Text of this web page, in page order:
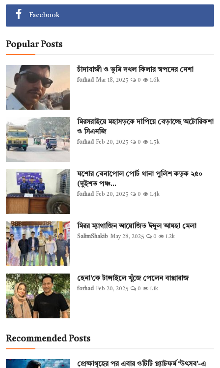
Facebook
Popular Posts
চাঁদাবাজী ও ভূমি দখল কিলার স্বপনের নেশা
forhad Mar 18, 2025 0 1.6k
মিরসরাইয়ে মহাসড়কে দাপিয়ে বেড়াচ্ছে অটোরিকশা
ও সিএনজি
forhad Feb 20, 2025 0 1.5k
যশোর বেনাপোল পোর্ট থানা পুলিশ কতৃক ২৫০
(দুইশত পঞ্চ...
forhad Feb 20, 2025 0 1.4k
মিরর ম্যাগাজিন আয়োজিত ঈদুল আযহা মেলা
SalimShakib May 28, 2025 0 1.2k
হেনা’কে টাঙ্গাইলে খুঁজে পেলেন বাপ্পারাজ
forhad Feb 20, 2025 0 1.1k
Recommended Posts
প্রেক্ষাগৃহের পর এবার ওটিটি প্ল্যাটফর্ম ‘উৎসব’-এ